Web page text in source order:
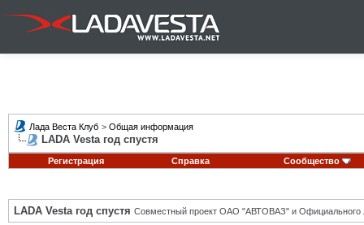
Лада Веста Клуб > Общая информация
LADA Vesta год спустя
Регистрация Справка Сообщество
LADA Vesta год спустя Совместный проект ОАО "АВТОВАЗ" и Официального